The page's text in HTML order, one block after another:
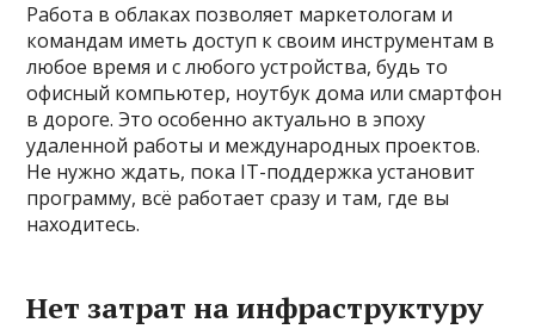
Работа в облаках позволяет маркетологам и
командам иметь доступ к своим инструментам в
любое время и с любого устройства, будь то
офисный компьютер, ноутбук дома или смартфон
в дороге. Это особенно актуально в эпоху
удаленной работы и международных проектов.
Не нужно ждать, пока IT-поддержка установит
программу, всё работает сразу и там, где вы
находитесь.
Нет затрат на инфраструктуру